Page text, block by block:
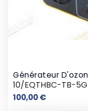
Générateur
10/EQTHBC-TB-5G
100,00 €Prix